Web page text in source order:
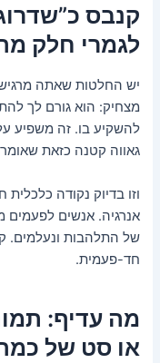
קנבס
לגמרי חלק
יש החלטות שאתה
מצחיק: הוא גורם לך
להשקיע בו. זה משפיע
גאווה קטנה כזאת
וזו בדיוק נקודה
אנרגיה. אנשים לפעמים
של התלהבות ונעלמים.
חד-פעמית.
מה עדיף:
או סט של